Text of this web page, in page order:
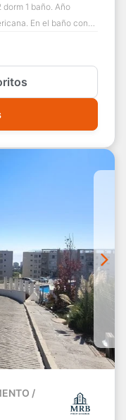
1 baño. Año
En el baño con
/